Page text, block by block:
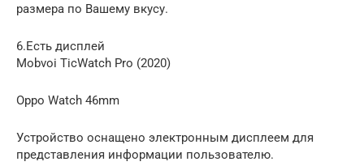
размера по Вашему вкусу.
6.Есть дисплей
Mobvoi TicWatch Pro (2020)
Oppo Watch 46mm
Устройство оснащено электронным дисплеем для
представления информации пользователю.